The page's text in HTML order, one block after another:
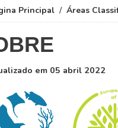
Principal Áreas
em 05 abril 2022